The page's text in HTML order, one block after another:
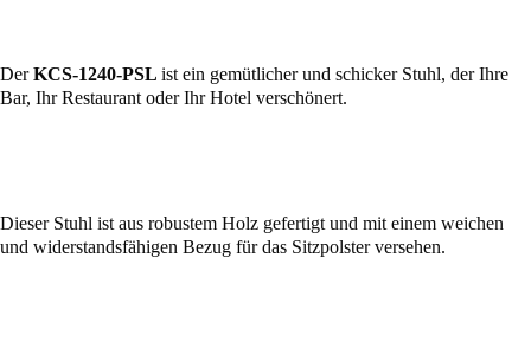
DerKCS-1240-PSL ist ein gemütlicher und schicker Stuhl, der Ihre
Bar, Ihr Restaurant oder Ihr Hotel verschönert.
Dieser Stuhl ist aus robustem Holz gefertigt und mit einem weichen
und widerstandsfähigen Bezug für das Sitzpolster versehen.